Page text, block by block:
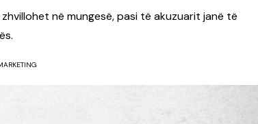
në mungesë, pasi të akuzuarit janë të